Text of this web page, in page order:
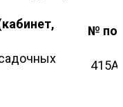
№
415А